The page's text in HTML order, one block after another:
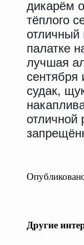
дикарём
тёплого
палатке
лучшая
сентября
судак,
отличной
Другие